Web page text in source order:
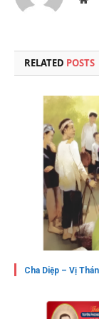
RELATED POSTS
Cha Diệp – Vị